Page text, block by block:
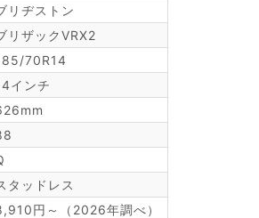
リヂストン
リザックVRX2
70R14
インチ
タッドレス
円～（2026年調べ）